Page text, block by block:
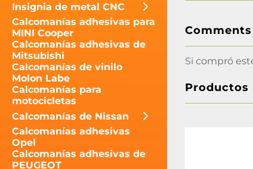
Insignia de metal CNC
Calcomanías adhesivas para
MINI Cooper
Calcomanías adhesivas de
Mitsubishi
Calcomanías de vinilo
Molon Labe
Calcomanías para
motocicletas
Calcomanías de Nissan
Calcomanías adhesivas
Opel
Calcomanías adhesivas de
PEUGEOT
Comments
Si compró
Productos